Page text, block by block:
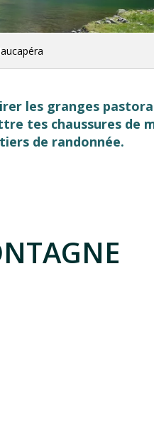
les granges
tes chaussures de
de randonnée.